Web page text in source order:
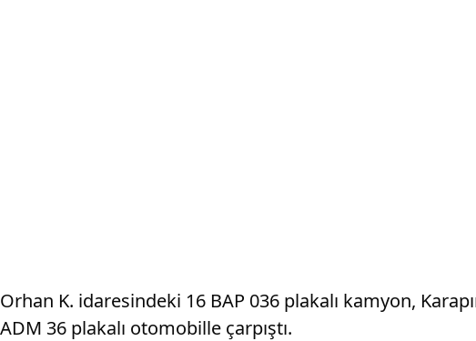
Orhan K. idaresindeki 16 BAP 036 plakalı kamyon,
ADM 36 plakalı otomobille çarpıştı.